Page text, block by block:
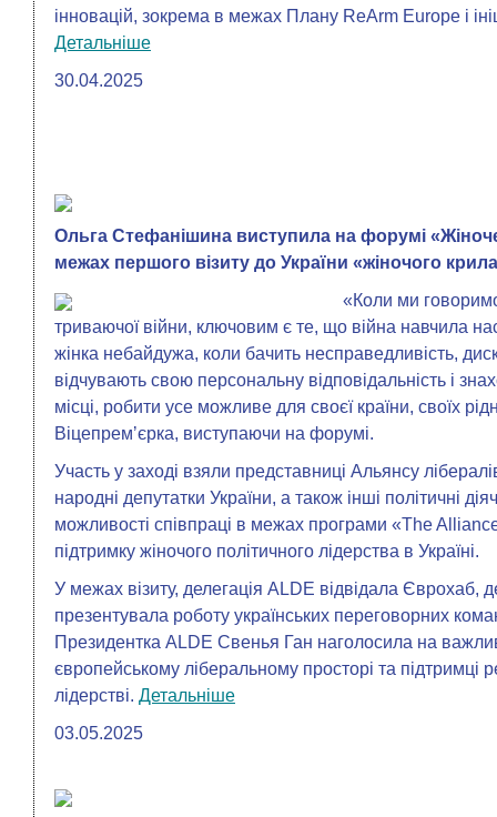
інновацій, зокрема в межах Плану ReArm Europe і
Детальніше
30.04.2025
Ольга Стефанішина виступила на форумі
межах першого візиту до України «жіночого
«Коли ми
триваючої війни, ключовим є те, що війна навчила
жінка небайдужа, коли бачить несправедливість,
відчувають свою персональну відповідальність і
місці, робити усе можливе для своєї країни, своїх
Віцепремʼєрка, виступаючи на форумі.
Участь у заході взяли представниці Альянсу
народні депутатки України, а також інші політичні
можливості співпраці в межах програми «The
підтримку жіночого політичного лідерства в Україні.
У межах візиту, делегація ALDE відвідала
презентувала роботу українських переговорних
Президентка ALDE Свенья Ган наголосила на
європейському ліберальному просторі та
лідерстві. Детальніше
03.05.2025